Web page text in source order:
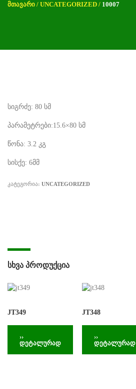
ᲛᲗᲐᲕᲐᲠᲘ / UNCATEGORIZED / 10007
სიგრძე: 80 სმ
პარამეტრები:15.6×80 სმ
წონა: 3.2 კგ
სისქე: 6მმ
ᲙᲐᲢᲔᲒᲝᲠᲘᲐ: UNCATEGORIZED
ᲡᲮᲕᲐ ᲞᲠᲝᲓᲣᲥᲪᲘᲐ
JT349
››
დეტალურად
JT348
››
დეტალურად